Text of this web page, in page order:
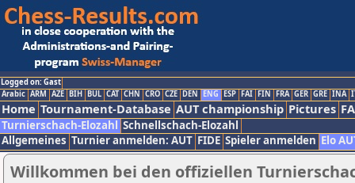
Logged on: Gast
Arabic ARM AZE BIH BUL CAT CHN CRO CZE DEN ENG ESP FAI FIN FRA GER GRE INA
Home Tournament-Database AUT championship Pictures
Turnierschach-Elozahl Schnellschach-Elozahl
Allgemeines Turnier anmelden: AUT FIDE Spieler anmelden Elo
Willkommen bei den offiziellen